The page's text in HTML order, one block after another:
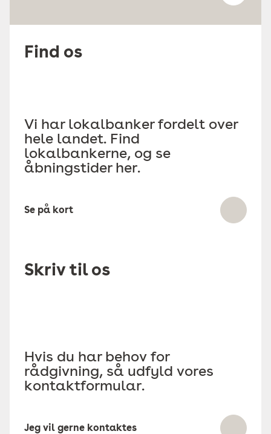
Find os
Vi har lokalbanker fordelt over
hele landet. Find
lokalbankerne, og se
åbningstider her.
Se på kort
Skriv til os
Hvis du har behov for
rådgivning, så udfyld vores
kontaktformular.
Jeg vil gerne kontaktes